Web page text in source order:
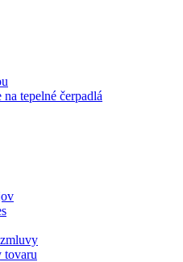
tepelné čerpadlá
tovaru